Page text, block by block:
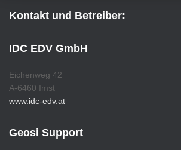
Kontakt und Betreiber:
IDC EDV GmbH
Eichenweg 42
A-6460 Imst
www.idc-edv.at
Geosi Support